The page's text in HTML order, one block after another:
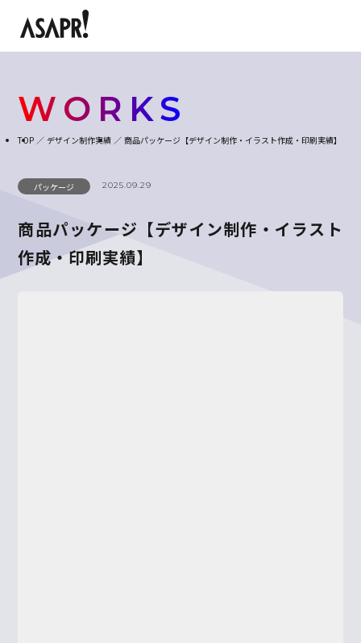
WORKS
TOP デザイン制作実績 商品パッケージ【デザイン制作・イラスト作成・印刷実績】
パッケージ 2025.09.29
商品パッケージ【デザイン制作・イラスト
作成・印刷実績】